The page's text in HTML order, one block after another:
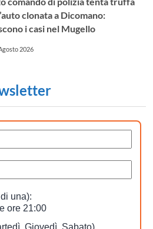
clonata a Dicomano:
i casi nel Mugello
2026